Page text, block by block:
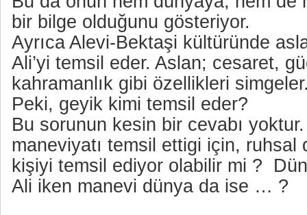
bir bilge olduğunu gösteriyor.
Ayrıca Alevi-Bektaşi kültüründe
Ali’yi temsil eder. Aslan; cesaret,
kahramanlık gibi özellikleri
Peki, geyik kimi temsil eder?
Bu sorunun kesin bir cevabı
maneviyatı temsil ettigi için, ruhsal
kişiyi temsil ediyor olabilir mi ?
Ali iken manevi dünya da ise … ?